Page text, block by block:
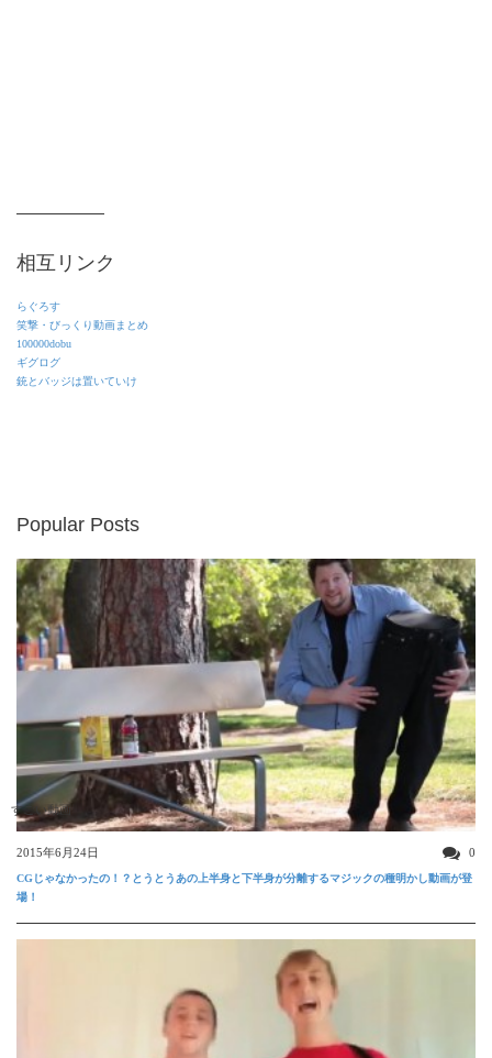
相互リンク
らぐろす
笑撃・びっくり動画まとめ
100000dobu
ギグログ
銃とバッジは置いていけ
Popular Posts
すごい動画
2015年6月24日 0
CGじゃなかったの！？とうとうあの上半身と下半身が分離するマジックの種明かし動画が登
場！